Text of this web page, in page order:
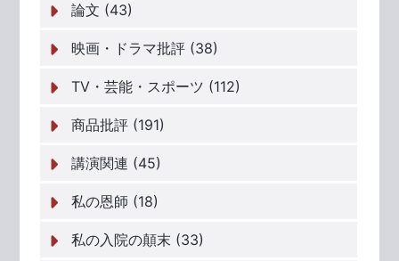
論文 (43)
映画・ドラマ批評 (38)
TV・芸能・スポーツ (112)
商品批評 (191)
講演関連 (45)
私の恩師 (18)
私の入院の顛末 (33)